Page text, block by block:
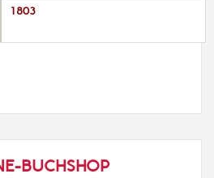
1803
BUCHSHOP